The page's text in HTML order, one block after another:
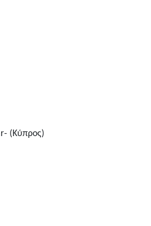
(Κύπρος)